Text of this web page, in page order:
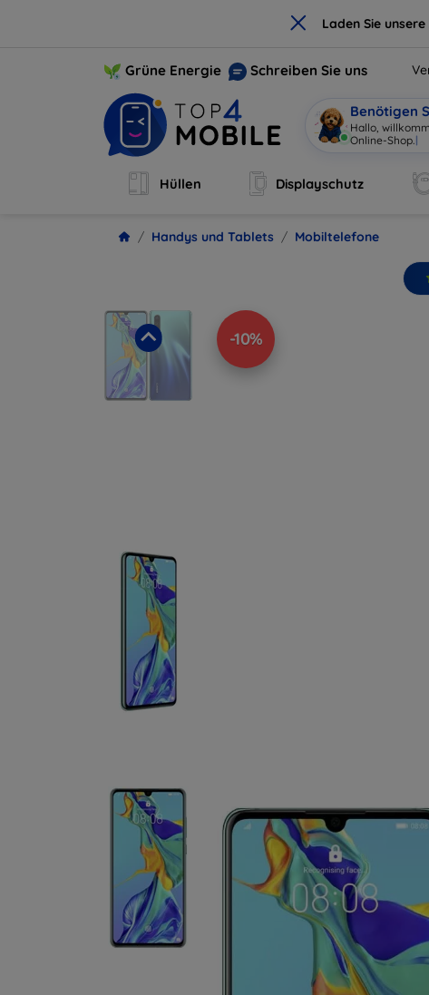
× Laden Sie
Grüne Energie Schreiben Sie uns
Benötigen
I|
Hüllen Displayschutz
Handys und Tablets Mobiltelefone
-10%